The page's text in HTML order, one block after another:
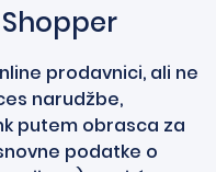
prodavnici, ali ne
narudžbe,
putem obrasca za
podatke o